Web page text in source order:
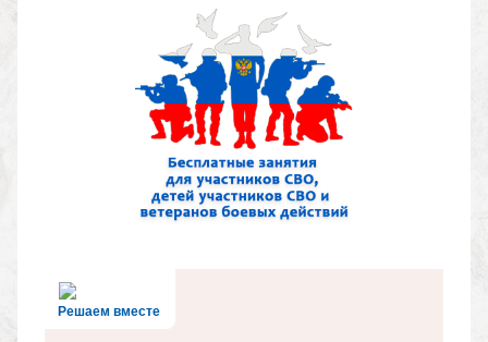
Решаем вместе